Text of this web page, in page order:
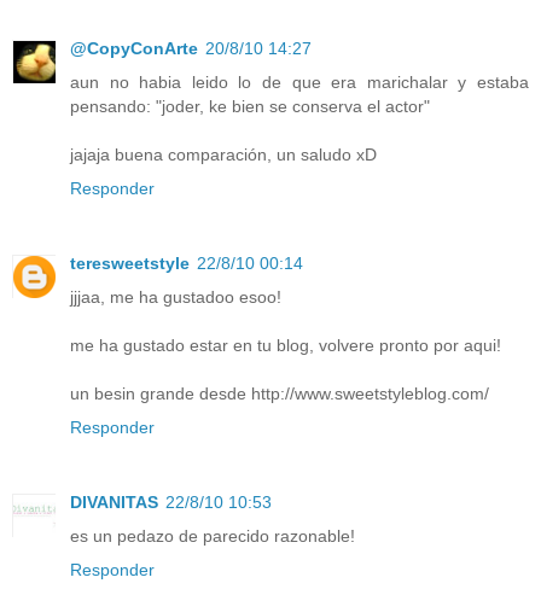
@CopyConArte 20/8/10 14:27
aun no habia leido lo de que era marichalar y estaba
pensando: "joder, ke bien se conserva el actor"
jajaja buena comparación, un saludo xD
Responder
teresweetstyle 22/8/10 00:14
jjjaa, me ha gustadoo esoo!
me ha gustado estar en tu blog, volvere pronto por aqui!
un besin grande desde http://www.sweetstyleblog.com/
Responder
DIVANITAS 22/8/10 10:53
es un pedazo de parecido razonable!
Responder